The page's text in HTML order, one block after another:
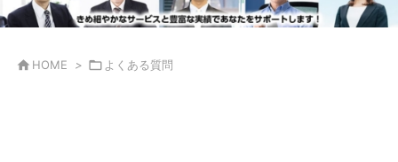

検索
 HOME >  よくある質問